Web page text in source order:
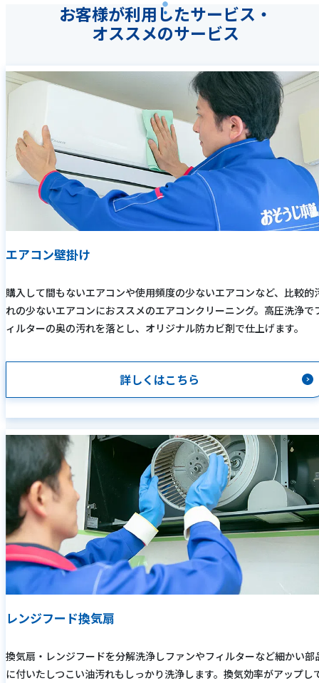
お客様が利用したサービス・
オススメのサービス
エアコン壁掛け
購入して間もないエアコンや使用頻度の少ないエアコンなど、比較的
れの少ないエアコンにおススメのエアコンクリーニング。高圧洗浄で
ィルターの奥の汚れを落とし、オリジナル防カビ剤で仕上げます。
詳しくはこちら
レンジフード換気扇
換気扇・レンジフードを分解洗浄しファンやフィルターなど細かい部
に付いたしつこい油汚れもしっかり洗浄します。換気効率がアップし